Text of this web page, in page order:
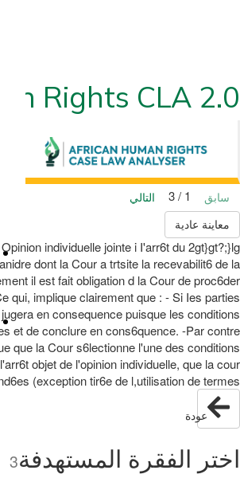
Rights CLA 2.0
سابق
التالي
معاينة عادية
individuelle jointe i I'arr6t du 2gt}gt?;}lg
dont la Cour a trtsite la recevabilit6 de la
il est fait obligation d la Cour de proc6der
qui, implique clairement que : - Si Ies parties
en consequence puisque les conditions
et de conclure en cons6quence. -Par contre
que la Cour s6lectionne l'une des conditions
objet de l'opinion individuelle, que la cour
(exception tir6e de l,utilisation de termes
عودة
اختر الفقرة المستهدفة3